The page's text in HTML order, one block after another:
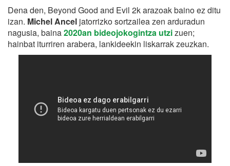
Dena den, Beyond Good and Evil 2k arazoak baino ez ditu
izan. Michel Ancel jatorrizko sortzailea zen arduradun
nagusia, baina2020an bideojokogintza utzizuen;
hainbat iturriren arabera, lankideekin liskarrak zeuzkan.